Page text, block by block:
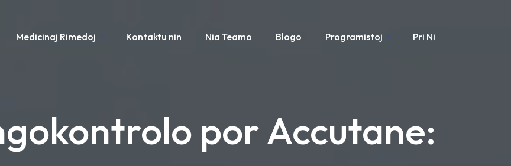
Medicinaj Rimedoj Kontaktu nin Nia Teamo Blogo Programistoj Pri Ni
por Accutane: